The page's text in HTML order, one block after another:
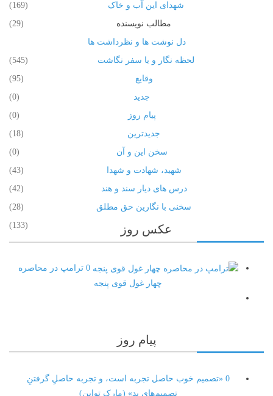
(169)
شهدای این آب و خاک
(29)
مطالب نویسنده
دل نوشت ها و نظرداشت ها
(545)
لحظه نگار و یا سفر نگاشت
(95)
وقایع
(0)
جدید
(0)
پیام روز
(18)
جدیدترین
(0)
سخن این و آن
(43)
شهید، شهادت و شهدا
(42)
درس های دیار سند و هند
(28)
سخنی با نگارین حق مطلق
(133)
عکس روز
0 ترامپ در محاصره
چهار غول قوی پنجه
پیام روز
0 «تصمیم‌ خوب حاصل تجربه‌ است، و تجربه حاصلِ گرفتنِ
تصمیم‌های بد» (مارک تواین)